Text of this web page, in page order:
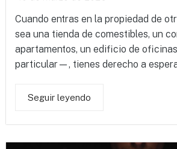
Cuando entras en la propiedad de
sea una tienda de comestibles, un
apartamentos, un edificio de
particular—, tienes derecho a
Seguir leyendo